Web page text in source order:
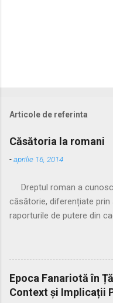
Articole de referinta
Căsătoria la romani
-aprilie 16, 2014
Dreptul roman a
căsătorie, diferențiate
raporturile de putere din
și practicată a fost
trecea sub autoritatea
acestuia. Spre sfârșitul
început să evite această
nelegitime. Pentru a
Epoca Fanariotă în
Context și Implicații